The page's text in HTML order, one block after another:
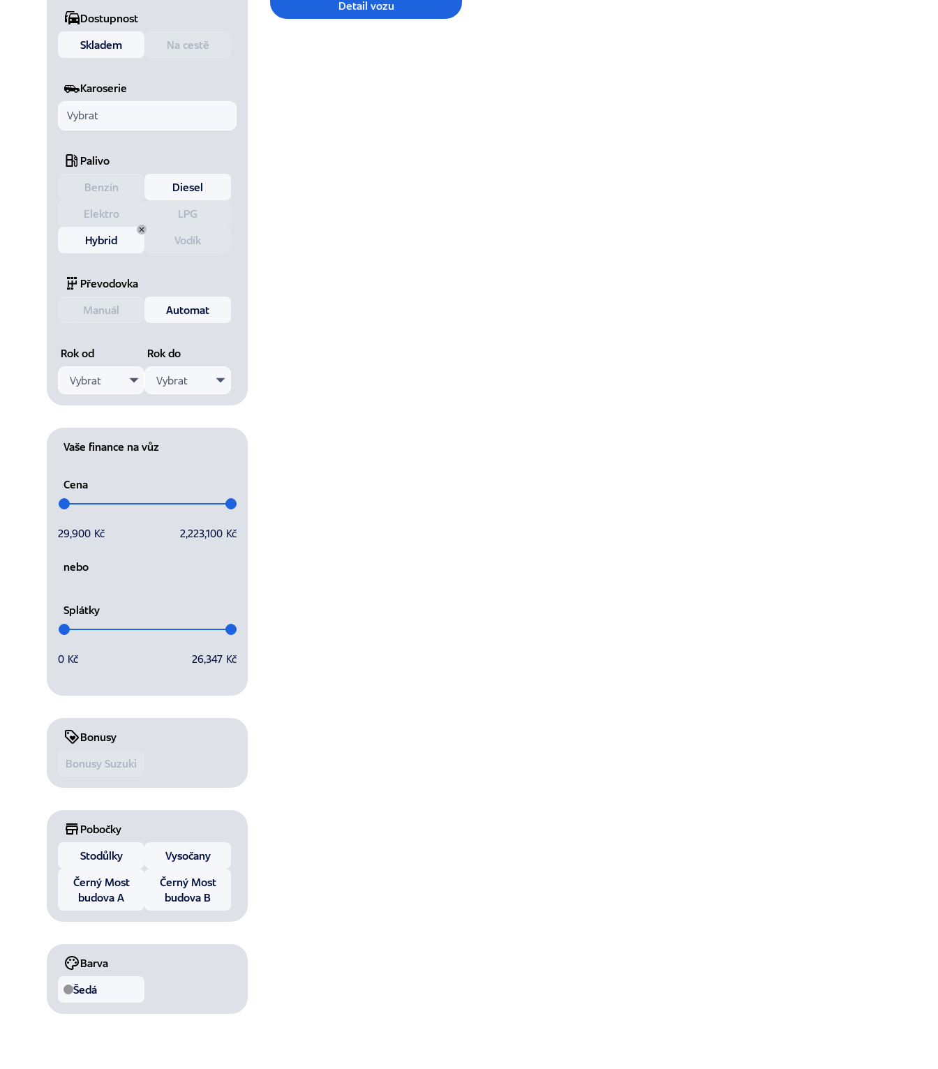
Dostupnost
Skladem
Na cestě
Karoserie
Palivo
Benzín
Diesel
Elektro
LPG
Hybrid
Vodík
Převodovka
Manuál
Automat
Rok od
Vybrat
Rok do
Vybrat
Vaše finance na vůz
Cena
Vyberte cenový rozsah
29,900 Kč 2,223,100 Kč
nebo
Splátky
Vyberte rozsah splátek
0 Kč 26,347 Kč
Bonusy
Bonusy Suzuki
Pobočky
Stodůlky
Vysočany
Černý Most
budova A
Černý Most
budova B
Barva
Šedá
Detail vozu